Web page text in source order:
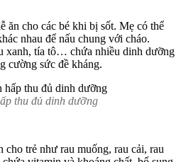
ăn cho các bé khi bị sốt. Mẹ có thể
nhau để nấu chung với cháo.
xanh, tía tô… chứa nhiều dinh dưỡng
cường sức đề kháng.
thu đủ dinh dưỡng
cho trẻ như rau muống, rau cải, rau